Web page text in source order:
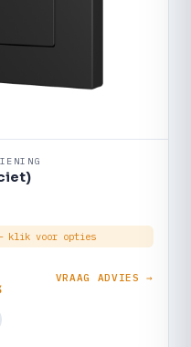
klik voor opties
VRAAG ADVIES →